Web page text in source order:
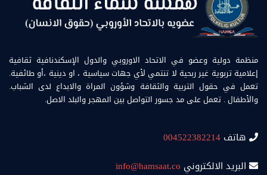
منظمة دولية وعضو في الاتحاد الاوروبي والدول الإسكندنافية ثقافية
إعلامية تربوية غير ربحية لا تنتمي لأي جهات سياسية ، او دينية ،أو طائفية.
تعمل في حقول التربية والثقافة وشؤون المراة والابداع لدى الشباب.
والأطفال . تعمل على مد جسور التواصل بين المهجر والبلد الاصل.
هاتف 004522382214
البريد الالكتروني info@hamsaat.co